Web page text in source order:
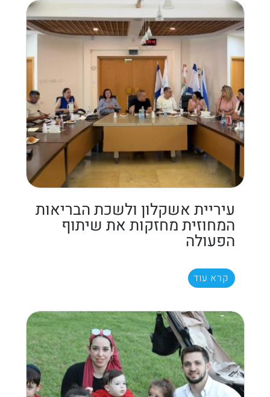
עיריית אשקלון ולשכת הבריאות
המחוזית מחזקות את שיתוף
הפעולה
קרא עוד